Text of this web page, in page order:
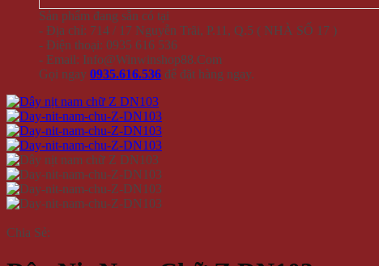
Sản phẩm đang sẵn có tại
- Địa chỉ: 714 / 17 Nguyễn Trãi, P.11, Q.5 ( NHÀ SỐ 17 )
- Điện thoại: 0935 616 536
- Email: Info@Winwinshop88.Com
Gọi ngay 0935.616.536 để đặt hàng ngay.
Chia Sẻ: